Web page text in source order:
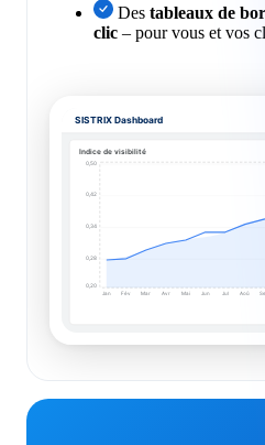
Des tableaux de
clic – pour vous et vos
SISTRIX Dashboard
Indice de visibilité
0,50
0,42
0,34
0,28
0,20
Jan Fév Mar Avr Mai Jun Jul Aoû